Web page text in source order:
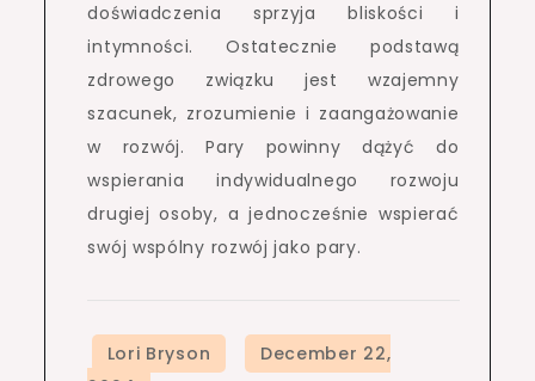
doświadczenia sprzyja bliskości i
intymności. Ostatecznie podstawą
zdrowego związku jest wzajemny
szacunek, zrozumienie i zaangażowanie
w rozwój. Pary powinny dążyć do
wspierania indywidualnego rozwoju
drugiej osoby, a jednocześnie wspierać
swój wspólny rozwój jako pary.